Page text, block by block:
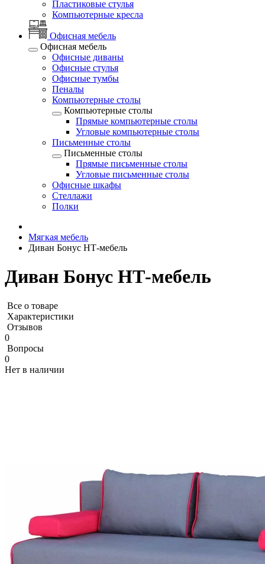
Пластиковые стулья
Компьютерные кресла
Офисная мебель
Офисная мебель
Офисные диваны
Офисные стулья
Офисные тумбы
Пеналы
Компьютерные столы
Компьютерные столы
Прямые компьютерные столы
Угловые компьютерные столы
Письменные столы
Письменные столы
Прямые письменные столы
Угловые письменные столы
Офисные шкафы
Стеллажи
Полки
Мягкая мебель
Диван Бонус НТ-мебель
Диван Бонус НТ-мебель
Все о товаре
Характеристики
Отзывов
0
Вопросы
0
Нет в наличии